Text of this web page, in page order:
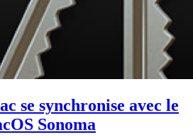
se synchronise avec le
Sonoma